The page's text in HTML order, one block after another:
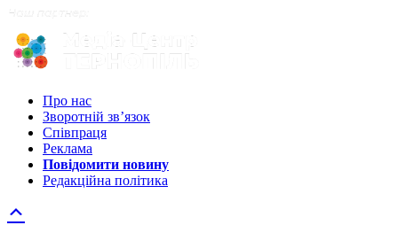
Про нас
Зворотній зв’язок
Співпраця
Реклама
Повідомити новину
Редакційна політика